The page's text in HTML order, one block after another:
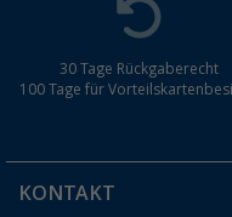
30 Tage Rückgaberecht
100 Tage für
KONTAKT